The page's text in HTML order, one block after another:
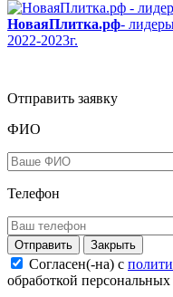
НоваяПлитка.рф-
2022-2023г.
Отправить заявку
ФИО
Телефон
Закрыть
Согласен(-на) c
обработкой